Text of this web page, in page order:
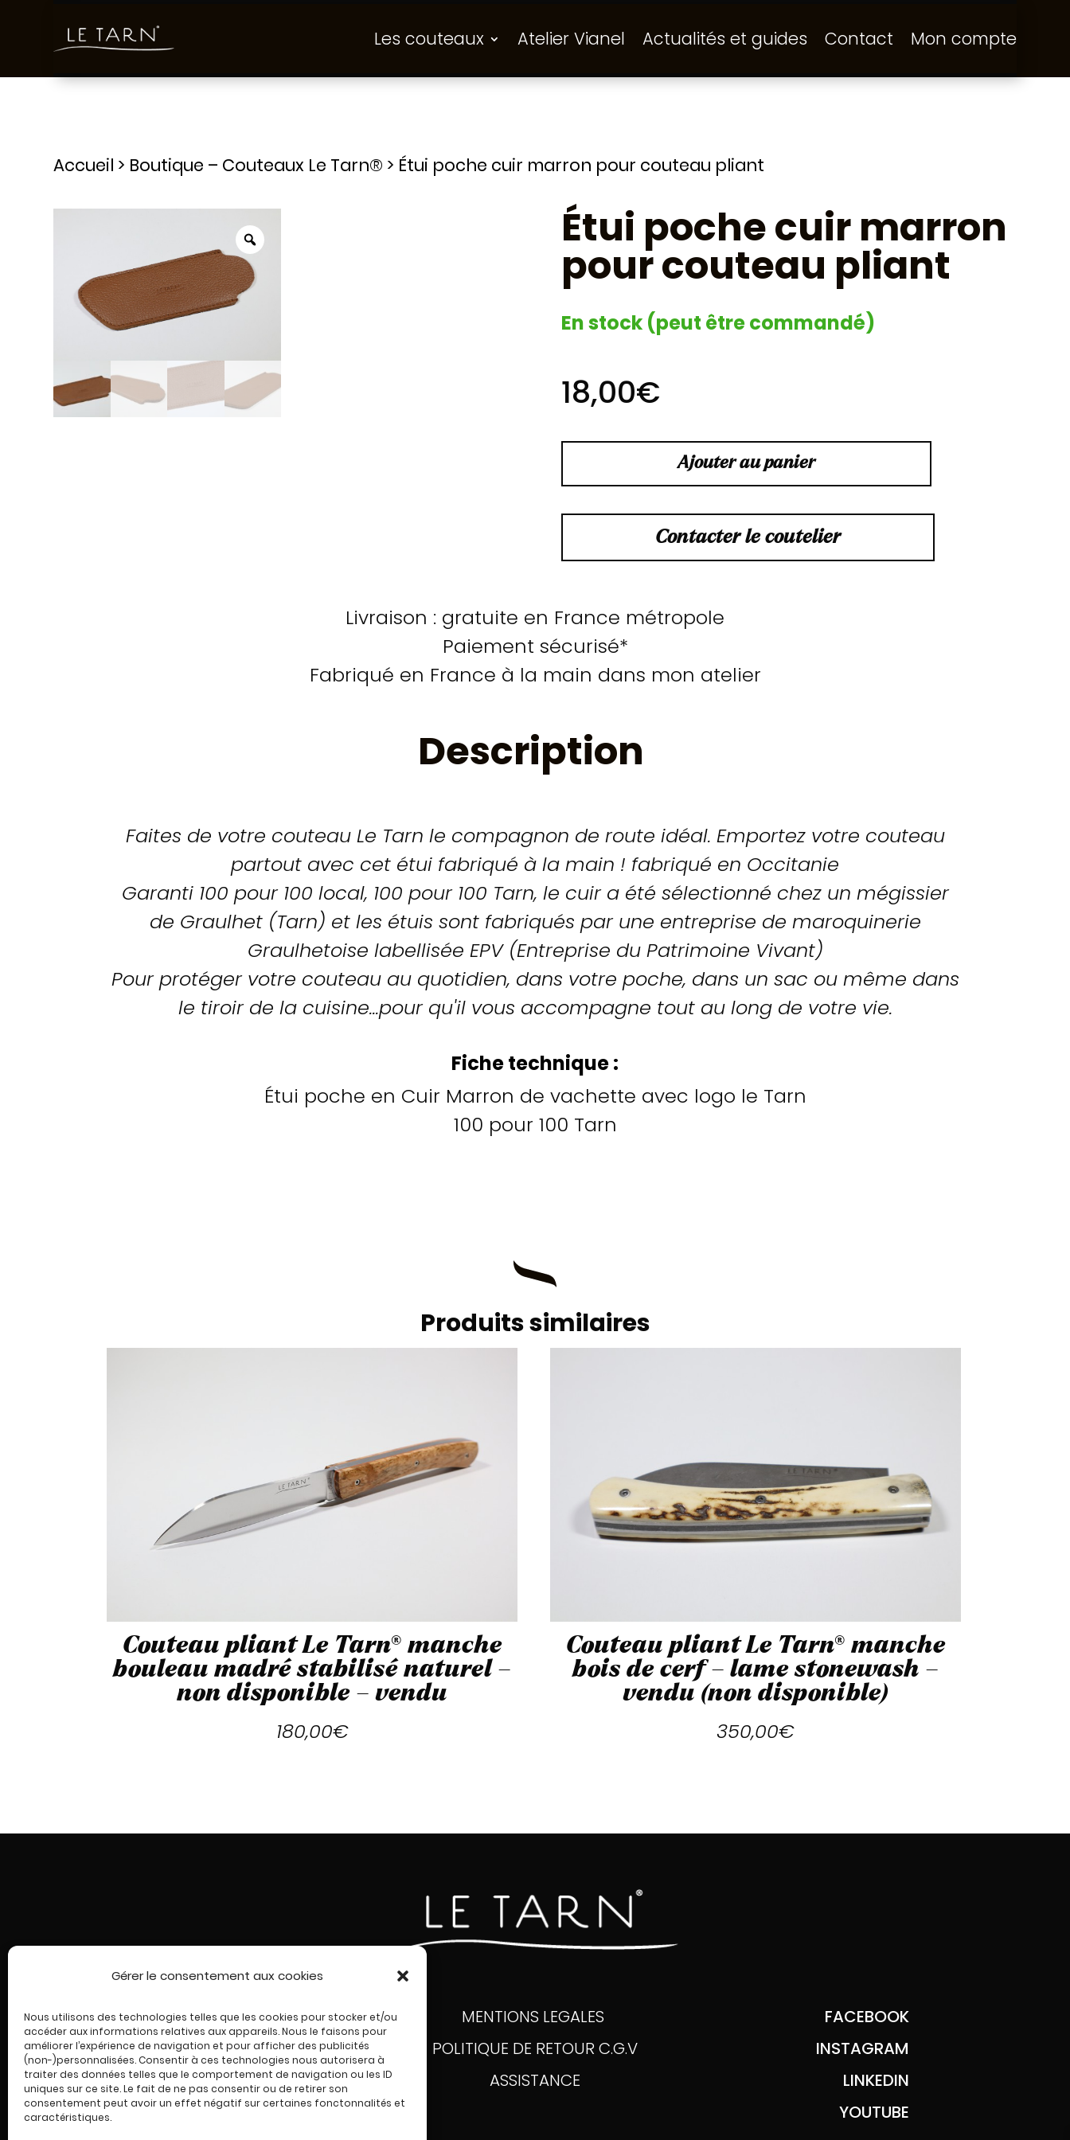
Gérer le consentement aux cookies
Nous utilisons des technologies telles que les cookies pour stocker et/ou
accéder aux informations relatives aux appareils. Nous le faisons pour
améliorer l’expérience de navigation et pour afficher des publicités
(non-)personnalisées. Consentir à ces technologies nous autorisera à
traiter des données telles que le comportement de navigation ou les ID
uniques sur ce site. Le fait de ne pas consentir ou de retirer son
consentement peut avoir un effet négatif sur certaines fonctonnalités et
caractéristiques.
Les couteaux Atelier Vianel Actualités et guides Contact Mon compte
Accueil > Boutique – Couteaux Le Tarn® > Étui poche cuir marron pour couteau pliant
Étui poche cuir marron
pour couteau pliant
En stock (peut être commandé)
18,00€
Ajouter au panier
Contacter le coutelier
Livraison : gratuite en France métropole
Paiement sécurisé*
Fabriqué en France à la main dans mon atelier
Description
Faites de votre couteau Le Tarn le compagnon de route idéal. Emportez votre couteau
partout avec cet étui fabriqué à la main ! fabriqué en Occitanie
Garanti 100 pour 100 local, 100 pour 100 Tarn, le cuir a été sélectionné chez un mégissier
de Graulhet (Tarn) et les étuis sont fabriqués par une entreprise de maroquinerie
Graulhetoise labellisée EPV (Entreprise du Patrimoine Vivant)
Pour protéger votre couteau au quotidien, dans votre poche, dans un sac ou même dans
le tiroir de la cuisine...pour qu'il vous accompagne tout au long de votre vie.
Fiche technique :
Étui poche en Cuir Marron de vachette avec logo le Tarn
100 pour 100 Tarn
Produits similaires
Couteau pliant Le Tarn® manche
bouleau madré stabilisé naturel –
non disponible – vendu
180,00€
Couteau pliant Le Tarn® manche
bois de cerf – lame stonewash –
vendu (non disponible)
350,00€
ACCUEIL
LES COUTEAUX
L’ATELIER VIANEL
ACTUALITÉS ET GUIDES
MENTIONS LEGALES
POLITIQUE DE RETOUR C.G.V
ASSISTANCE
FACEBOOK
INSTAGRAM
LINKEDIN
YOUTUBE